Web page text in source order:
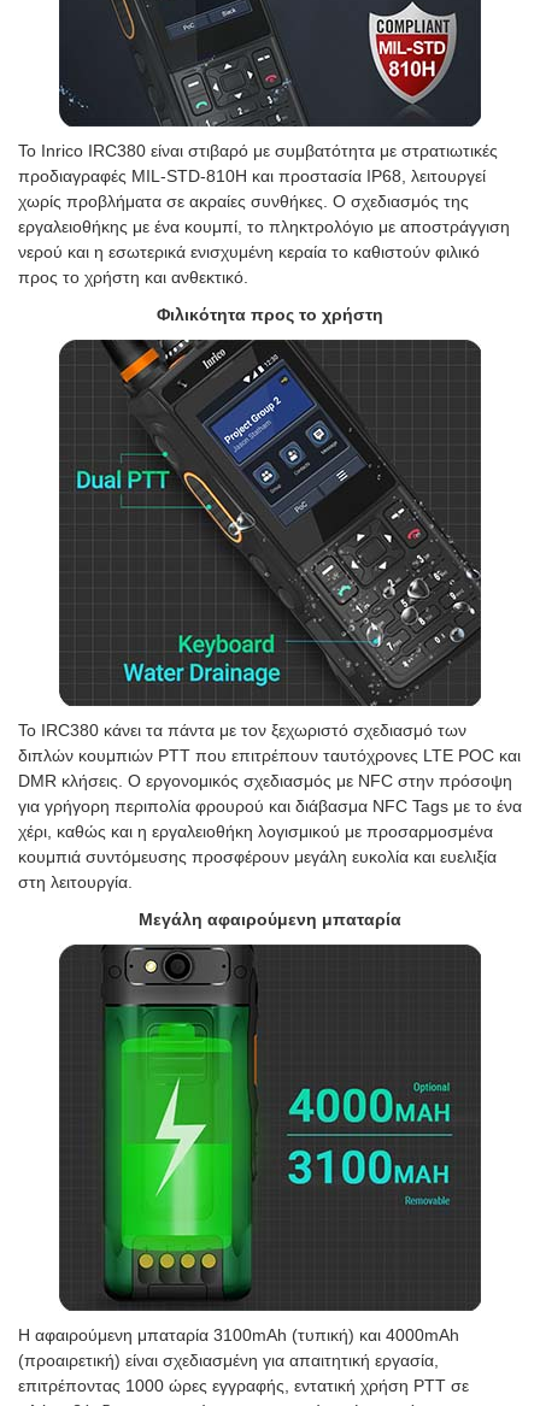
Το Inrico IRC380 είναι στιβαρό με συμβατότητα με στρατιωτικές
προδιαγραφές MIL-STD-810H και προστασία IP68, λειτουργεί
χωρίς προβλήματα σε ακραίες συνθήκες. Ο σχεδιασμός της
εργαλειοθήκης με ένα κουμπί, το πληκτρολόγιο με αποστράγγιση
νερού και η εσωτερικά ενισχυμένη κεραία το καθιστούν φιλικό
προς το χρήστη και ανθεκτικό.
Φιλικότητα προς το χρήστη
Το IRC380 κάνει τα πάντα με τον ξεχωριστό σχεδιασμό των
διπλών κουμπιών PTT που επιτρέπουν ταυτόχρονες LTE POC και
DMR κλήσεις. Ο εργονομικός σχεδιασμός με NFC στην πρόσοψη
για γρήγορη περιπολία φρουρού και διάβασμα NFC Tags με το ένα
χέρι, καθώς και η εργαλειοθήκη λογισμικού με προσαρμοσμένα
κουμπιά συντόμευσης προσφέρουν μεγάλη ευκολία και ευελιξία
στη λειτουργία.
Μεγάλη αφαιρούμενη μπαταρία
Η αφαιρούμενη μπαταρία 3100mAh (τυπική) και 4000mAh
(προαιρετική) είναι σχεδιασμένη για απαιτητική εργασία,
επιτρέποντας 1000 ώρες εγγραφής, εντατική χρήση PTT σε